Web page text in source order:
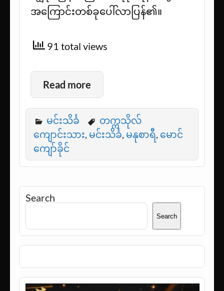
အကြောင်းတစ်ခုပေါ်လာပြန်၏။
91 total views
Read more
မင်းသိင်္ခ
တက္ကသိုလ်
ကျောင်းသား, မင်းသိင်္ခ, မနုစာရီ, မောင်
ကျော်ခိုင်
Search
Search